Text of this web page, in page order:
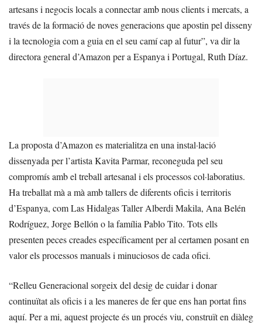
artesans i negocis locals a connectar amb nous clients i mercats, a
través de la formació de noves generacions que apostin pel disseny
i la tecnologia com a guia en el seu camí cap al futur”, va dir la
directora general d’Amazon per a Espanya i Portugal, Ruth Díaz.
La proposta d’Amazon es materialitza en una instal·lació
dissenyada per l’artista Kavita Parmar, reconeguda pel seu
compromís amb el treball artesanal i els processos col·laboratius.
Ha treballat mà a mà amb tallers de diferents oficis i territoris
d’Espanya, com Las Hidalgas Taller Alberdi Makila, Ana Belén
Rodríguez, Jorge Bellón o la família Pablo Tito. Tots ells
presenten peces creades específicament per al certamen posant en
valor els processos manuals i minuciosos de cada ofici.
“Relleu Generacional sorgeix del desig de cuidar i donar
continuïtat als oficis i a les maneres de fer que ens han portat fins
aquí. Per a mi, aquest projecte és un procés viu, construït en diàleg